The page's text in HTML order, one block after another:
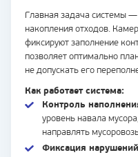
Главная задача системы
накопления отходов.
фиксируют заполнение
позволяет оптимально
не допускать его
Как работает система:
Контроль
уровень навала
направлять
Фиксация